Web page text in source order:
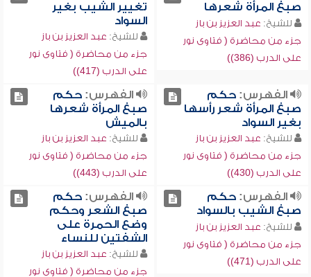
صبغ المرأة شعرها
للشيخ: عبد العزيز بن باز
جزء من محاضرة ( فتاوى نور
على الدرب (386))
تغيير الشيب بغير
السواد
للشيخ: عبد العزيز بن باز
جزء من محاضرة ( فتاوى نور
على الدرب (417))
الفهرس:حكم
صبغ المرأة شعر رأسها
بغير السواد
للشيخ: عبد العزيز بن باز
جزء من محاضرة ( فتاوى نور
على الدرب (430))
الفهرس:حكم
صبغ المرأة شعرها
بالميش
للشيخ: عبد العزيز بن باز
جزء من محاضرة ( فتاوى نور
على الدرب (443))
الفهرس:حكم
صبغ الشيب بالسواد
للشيخ: عبد العزيز بن باز
جزء من محاضرة ( فتاوى نور
على الدرب (471))
الفهرس:حكم
صبغ الشعر وحكم
وضع الحمرة على
الشفتين للنساء
للشيخ: عبد العزيز بن باز
جزء من محاضرة ( فتاوى نور